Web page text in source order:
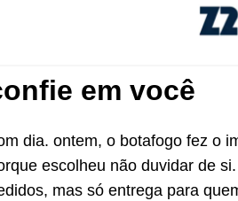
em você
dia. ontem, o botafogo fez o
escolheu não duvidar de
mas só entrega para